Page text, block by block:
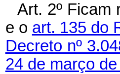
Art. 2º Ficam
e o art. 135 do
Decreto nº
24 de março